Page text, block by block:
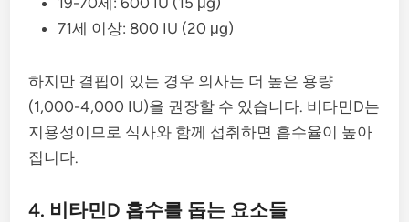
71세 이상: 800 IU (20 μg)
하지만 결핍이 있는 경우 의사는 더 높은 용량
(1,000-4,000 IU)을 권장할 수 있습니다. 비타민D는
지용성이므로 식사와 함께 섭취하면 흡수율이 높아
집니다.
4. 비타민D 흡수를 돕는 요소들